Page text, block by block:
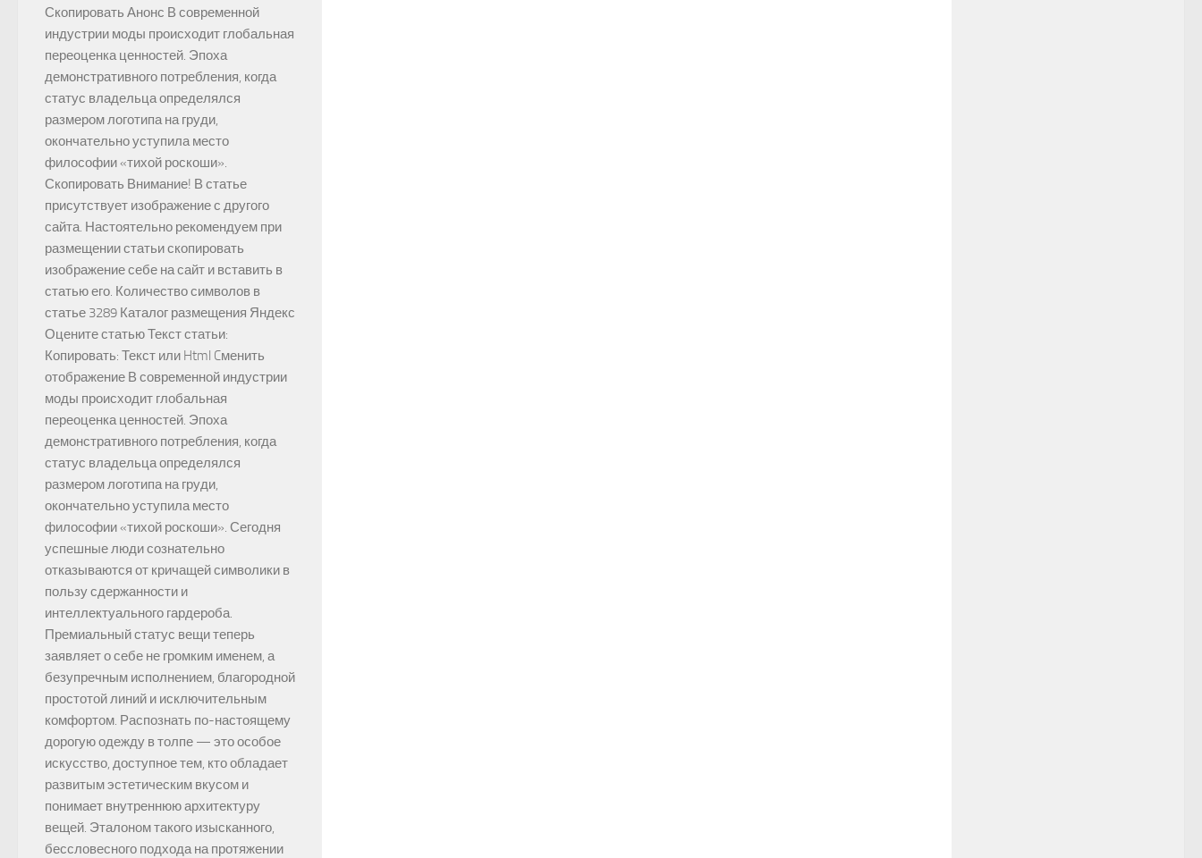
Скопировать Анонс В современной
индустрии моды происходит глобальная
переоценка ценностей. Эпоха
демонстративного потребления, когда
статус владельца определялся
размером логотипа на груди,
окончательно уступила место
философии «тихой роскоши».
Скопировать Внимание! В статье
присутствует изображение с другого
сайта. Настоятельно рекомендуем при
размещении статьи скопировать
изображение себе на сайт и вставить в
статью его. Количество символов в
статье 3289 Каталог размещения Яндекс
Оцените статью Текст статьи:
Копировать: Текст или Html Cменить
отображение В современной индустрии
моды происходит глобальная
переоценка ценностей. Эпоха
демонстративного потребления, когда
статус владельца определялся
размером логотипа на груди,
окончательно уступила место
философии «тихой роскоши». Сегодня
успешные люди сознательно
отказываются от кричащей символики в
пользу сдержанности и
интеллектуального гардероба.
Премиальный статус вещи теперь
заявляет о себе не громким именем, а
безупречным исполнением, благородной
простотой линий и исключительным
комфортом. Распознать по-настоящему
дорогую одежду в толпе — это особое
искусство, доступное тем, кто обладает
развитым эстетическим вкусом и
понимает внутреннюю архитектуру
вещей. Эталоном такого изысканного,
бессловесного подхода на протяжении